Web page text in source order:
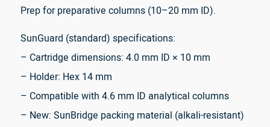
Prep for preparative columns (10–20 mm ID).
SunGuard (standard) specifications:
– Cartridge dimensions: 4.0 mm ID × 10 mm
– Holder: Hex 14 mm
– Compatible with 4.6 mm ID analytical columns
– New: SunBridge packing material (alkali-resistant)